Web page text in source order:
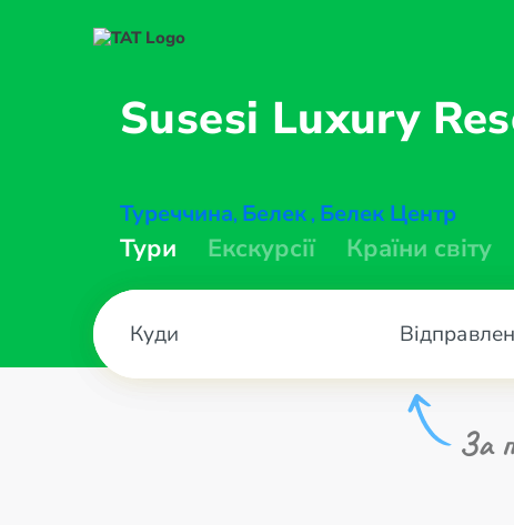
Susesi Luxury
Туреччина, Белек , Белек Центр
Тури Екскурсії Країни світу
За